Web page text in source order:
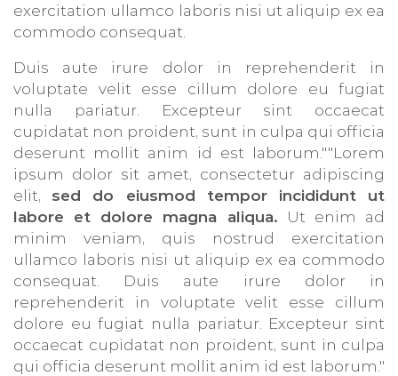
exercitation ullamco laboris nisi ut aliquip ex ea
commodo consequat.
Duis aute irure dolor in reprehenderit in
voluptate velit esse cillum dolore eu fugiat
nulla pariatur. Excepteur sint occaecat
cupidatat non proident, sunt in culpa qui officia
deserunt mollit anim id est laborum.""Lorem
ipsum dolor sit amet, consectetur adipiscing
elit, sed do eiusmod tempor incididunt ut
labore et dolore magna aliqua. Ut enim ad
minim veniam, quis nostrud exercitation
ullamco laboris nisi ut aliquip ex ea commodo
consequat. Duis aute irure dolor in
reprehenderit in voluptate velit esse cillum
dolore eu fugiat nulla pariatur. Excepteur sint
occaecat cupidatat non proident, sunt in culpa
qui officia deserunt mollit anim id est laborum."